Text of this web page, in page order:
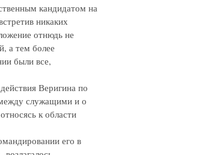
кандидатом на
никаких
отнюдь не
а тем более
были все,
Веригина по
между служащими и о
к области
его в